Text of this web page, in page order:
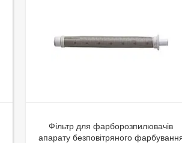
Фільтр для фарборозпилювачів
апарату безповітряного